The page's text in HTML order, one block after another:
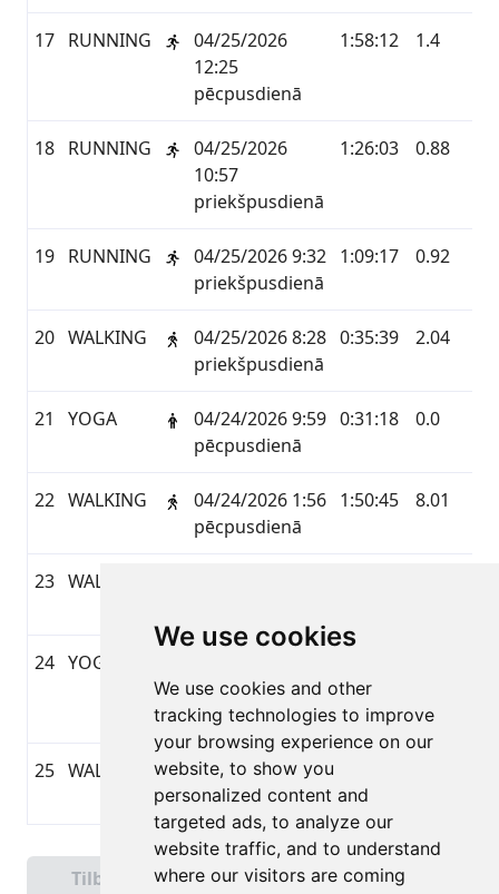
We use cookies
We use cookies and other
tracking technologies to improve
your browsing experience on our
website, to show you
personalized content and
targeted ads, to analyze our
website traffic, and to understand
where our visitors are coming
17 RUNNING
04/25/2026
12:25
pēcpusdienā
1:58:12 1.4
18 RUNNING
04/25/2026
10:57
priekšpusdienā
1:26:03 0.88
19 RUNNING
04/25/2026 9:32
priekšpusdienā
1:09:17 0.92
20 WALKING
04/25/2026 8:28
priekšpusdienā
0:35:39 2.04
21 YOGA
04/24/2026 9:59
pēcpusdienā
0:31:18 0.0
22 WALKING
04/24/2026 1:56
pēcpusdienā
1:50:45 8.01
23 WALKING
24 YOGA
10:58
pēcpusdienā
25 WALKING
04/23/2026 8:28
pēcpusdienā
Tilbage
Side 1 af 5
Næste